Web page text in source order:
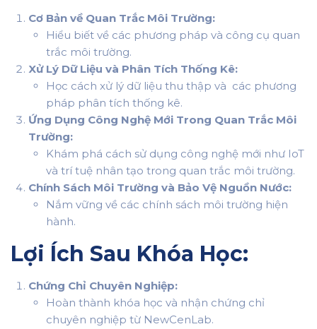
Cơ Bản về Quan Trắc Môi Trường:
Hiểu biết về các phương pháp và công cụ quan
trắc môi trường.
Xử Lý Dữ Liệu và Phân Tích Thống Kê:
Học cách xử lý dữ liệu thu thập và các phương
pháp phân tích thống kê.
Ứng Dụng Công Nghệ Mới Trong Quan Trắc Môi
Trường:
Khám phá cách sử dụng công nghệ mới như IoT
và trí tuệ nhân tạo trong quan trắc môi trường.
Chính Sách Môi Trường và Bảo Vệ Nguồn Nước:
Nắm vững về các chính sách môi trường hiện
hành.
Lợi Ích Sau Khóa Học:
Chứng Chỉ Chuyên Nghiệp:
Hoàn thành khóa học và nhận chứng chỉ
chuyên nghiệp từ NewCenLab.